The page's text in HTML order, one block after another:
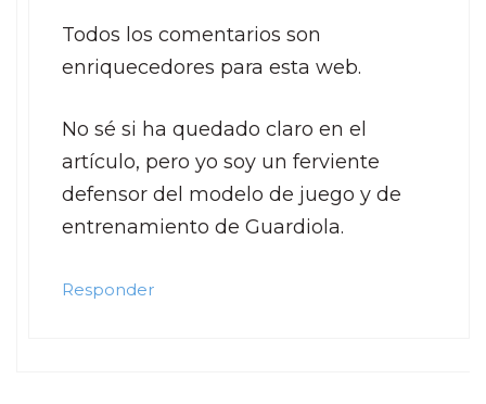
Todos los comentarios son
enriquecedores para esta web.
No sé si ha quedado claro en el
artículo, pero yo soy un ferviente
defensor del modelo de juego y de
entrenamiento de Guardiola.
Responder